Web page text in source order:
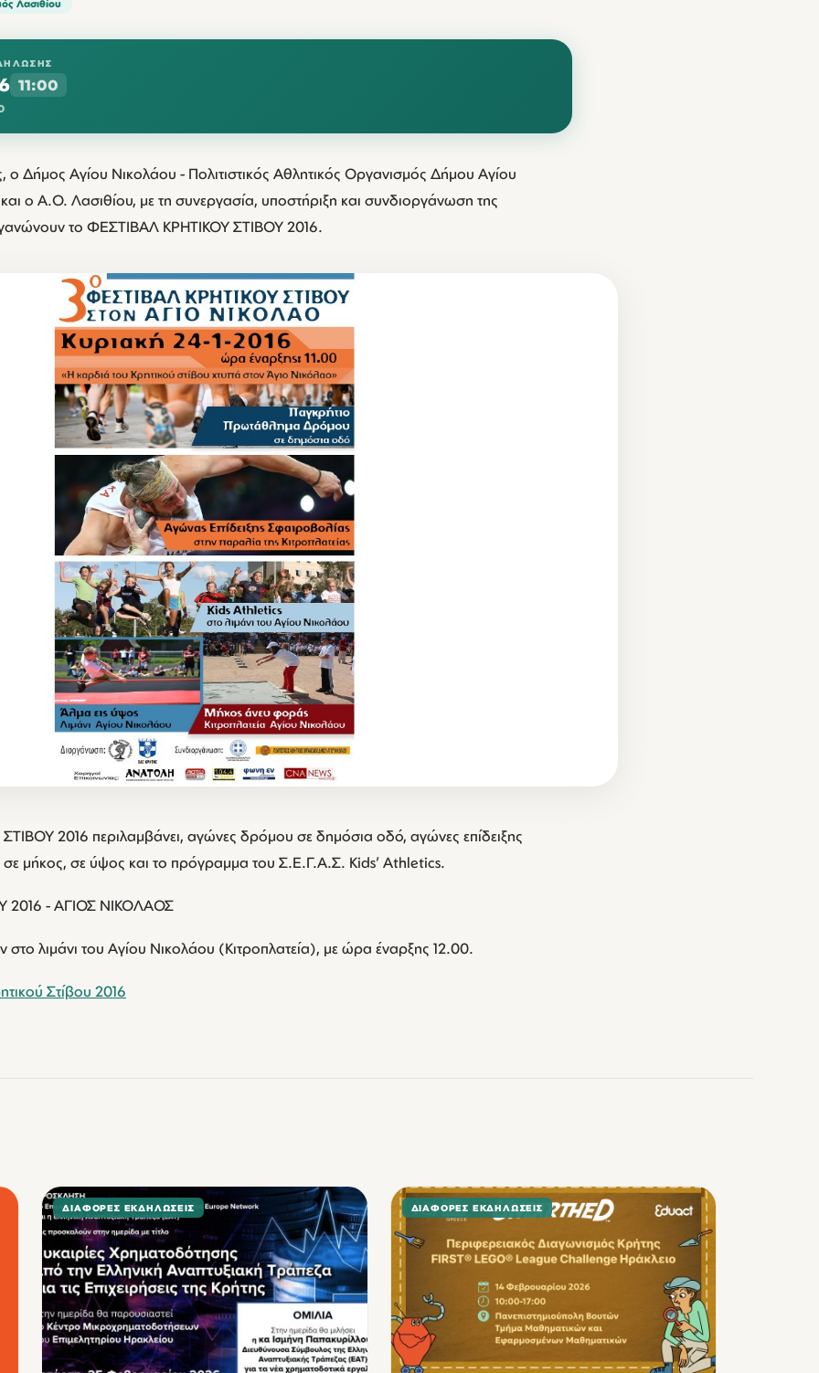
Λασιθίου
11:00
Δήμος Αγίου Νικολάου - Πολιτιστικός Αθλητικός Οργανισμός Δήμου Αγίου
ο Α.Ο. Λασιθίου, με τη συνεργασία, υποστήριξη και συνδιοργάνωση της
το ΦΕΣΤΙΒΑΛ ΚΡΗΤΙΚΟΥ ΣΤΙΒΟΥ 2016.
2016 περιλαμβάνει, αγώνες δρόμου σε δημόσια οδό, αγώνες επίδειξης
μήκος, σε ύψος και το πρόγραμμα του Σ.Ε.Γ.Α.Σ. Kids’ Athletics.
2016 - ΑΓΙΟΣ ΝΙΚΟΛΑΟΣ
στο λιμάνι του Αγίου Νικολάου (Κιτροπλατεία), με ώρα έναρξης 12.00.
Στίβου 2016
ΔΙΆΦΟΡΕΣ ΕΚΔΗΛΏΣΕΙΣ ΔΙΆΦΟΡΕΣ ΕΚΔΗΛΏΣΕΙΣ